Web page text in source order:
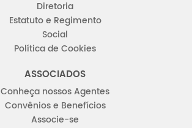
Diretoria
Estatuto e Regimento
Social
Política de Cookies
ASSOCIADOS
Conheça nossos Agentes
Convênios e Benefícios
Associe-se